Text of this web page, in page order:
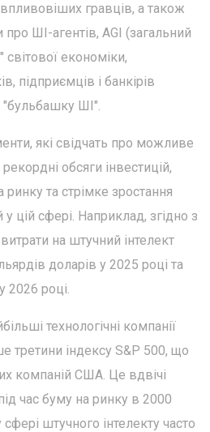
гравців, а також
ШІ-агентів, AGI (загальний
економіки,
підприємців і банкірів
"бульбашку ШІ".
які свідчать про можливе
обсяги інвестицій,
та стрімке зростання
у цій сфері. Наприклад, згідно з
на штучний інтелект
доларів у 2025 році та
2026 році.
технологічні компанії
третини індексу S&P 500, що
компаній США. Це вдвічі
час буму на ринку в 2000
штучного інтелекту часто